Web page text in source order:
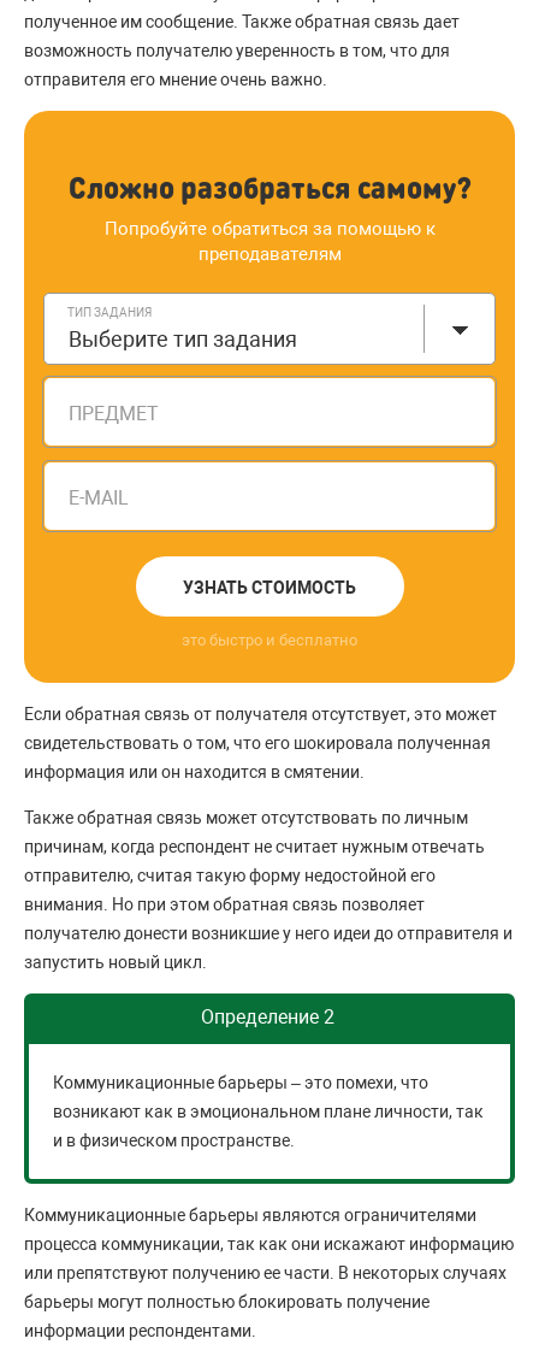
полученное им сообщение. Также обратная связь дает
возможность получателю уверенность в том, что для
отправителя его мнение очень важно.
Сложно разобраться самому?
Попробуйте обратиться за помощью к
преподавателям
ТИП ЗАДАНИЯ
Выберите тип задания
ПРЕДМЕТ
E-MAIL
УЗНАТЬ СТОИМОСТЬ
это быстро и бесплатно
Если обратная связь от получателя отсутствует, это может
свидетельствовать о том, что его шокировала полученная
информация или он находится в смятении.
Также обратная связь может отсутствовать по личным
причинам, когда респондент не считает нужным отвечать
отправителю, считая такую форму недостойной его
внимания. Но при этом обратная связь позволяет
получателю донести возникшие у него идеи до отправителя и
запустить новый цикл.
Определение 2
Коммуникационные барьеры – это помехи, что
возникают как в эмоциональном плане личности, так
и в физическом пространстве.
Коммуникационные барьеры являются ограничителями
процесса коммуникации, так как они искажают информацию
или препятствуют получению ее части. В некоторых случаях
барьеры могут полностью блокировать получение
информации респондентами.